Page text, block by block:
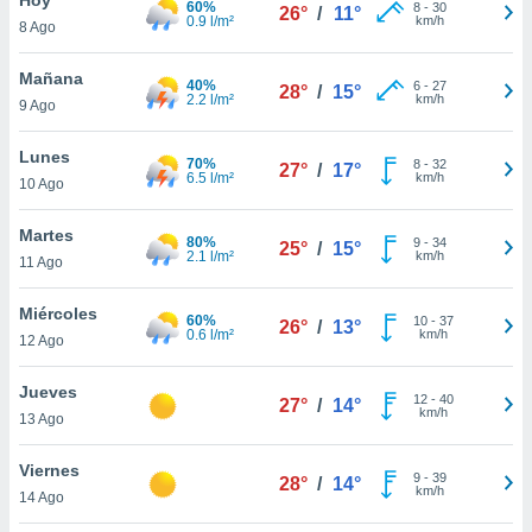
en
más
nuestra
de
cookies
aceptar
8 Ago
60%
0.9 l/m²
26° / 11° 8- 30
km/h
Mañana
9 Ago
40%
2.2 l/m²
28° / 15° 6- 27
km/h
Lunes
10 Ago
70%
6.5 l/m²
27° / 17° 8- 32
km/h
Martes
11 Ago
80%
2.1 l/m²
25° / 15° 9- 34
km/h
Miércoles
12 Ago
60%
0.6 l/m²
26° / 13° 10- 37
km/h
Jueves
13 Ago
27° / 14° 12- 40
km/h
Viernes
14 Ago
28° / 14° 9- 39
km/h